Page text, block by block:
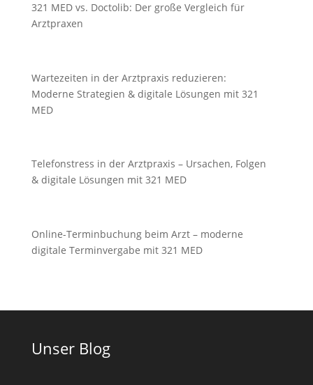
321 MED vs. Doctolib: Der große Vergleich für
Arztpraxen
Wartezeiten in der Arztpraxis reduzieren:
Moderne Strategien & digitale Lösungen mit 321
MED
Telefonstress in der Arztpraxis – Ursachen, Folgen
& digitale Lösungen mit 321 MED
Online-Terminbuchung beim Arzt – moderne
digitale Terminvergabe mit 321 MED
Unser Blog